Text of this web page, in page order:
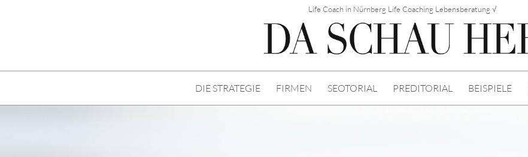
Life Coach in Nürnberg Life Coaching Lebensberatung √
DIE STRATEGIE FIRMEN SEOTORIAL PREDITORIAL BEISPIELE